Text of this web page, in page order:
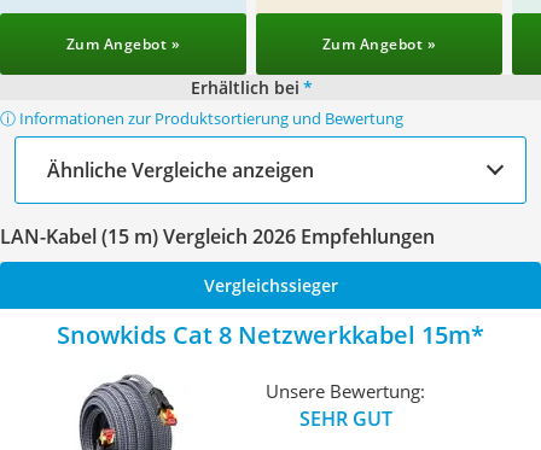
Zum Angebot » Zum Angebot »
Erhältlich bei *
ⓘ Informationen zur Produktsortierung und Bewertung
Ähnliche Vergleiche anzeigen
LAN-Kabel (15 m) Vergleich 2026 Empfehlungen
Vergleichssieger
Snowkids Cat 8 Netzwerkkabel 15m
Unsere Bewertung:
SEHR GUT